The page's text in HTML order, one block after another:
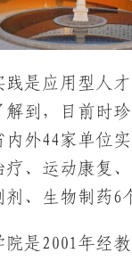
践是应用型人
解到，目前时
内外44家单位
疗、运动康复
、生物制药6
院是2001年经